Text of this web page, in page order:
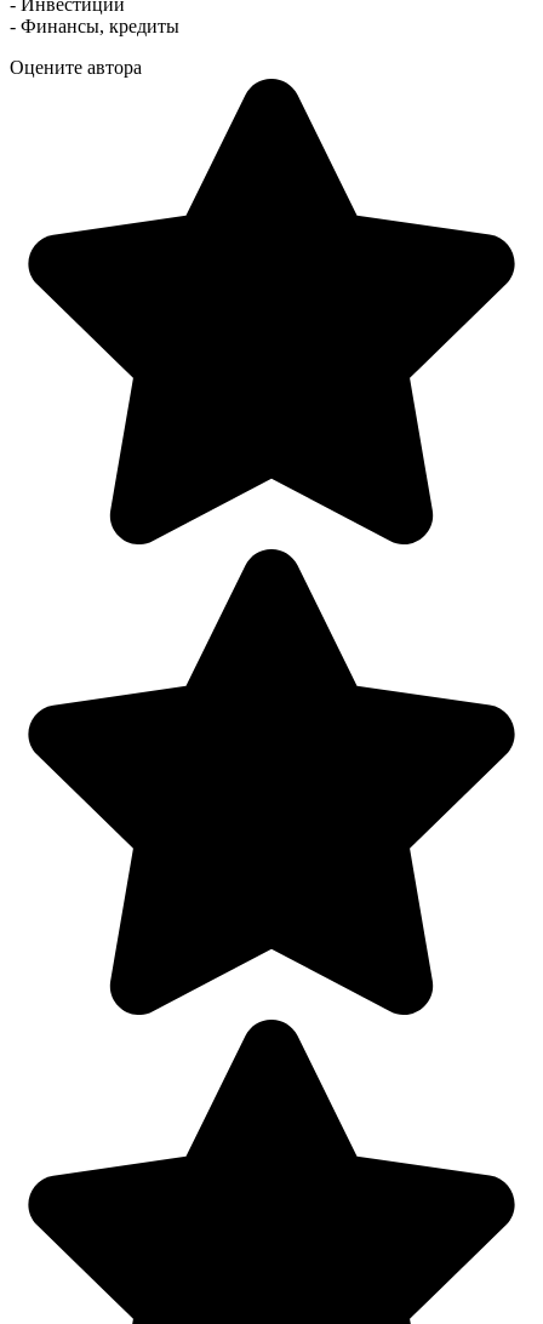
- Инвестиции
- Финансы, кредиты
Оцените автора